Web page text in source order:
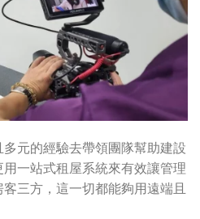
元的經驗去帶領團隊幫助建設
一站式租屋系統來有效讓管理
三方，這一切都能夠用遠端且